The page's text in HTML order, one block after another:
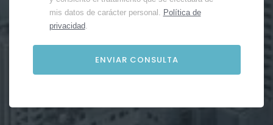
mis datos de carácter personal. Política de
privacidad.